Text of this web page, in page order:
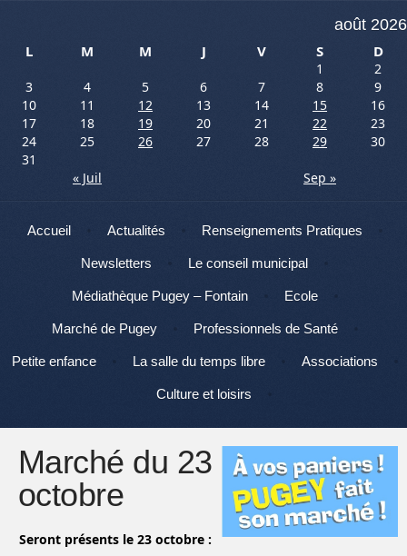
août 2026
L
M M J V S D
1
2
3
4 5 6 7 8
9
10
11 12 13 14 15
16
17
18 19 20 21 22
23
24
25 26 27 28 29
30
31
« Juil
Sep »
Menu
Aller au contenu
Accueil Actualités Renseignements Pratiques
Newsletters Le conseil municipal
Médiathèque Pugey – Fontain Ecole
Marché de Pugey Professionnels de Santé
Petite enfance La salle du temps libre Associations
Culture et loisirs
Marché du 23
octobre
Seront présents le 23 octobre :